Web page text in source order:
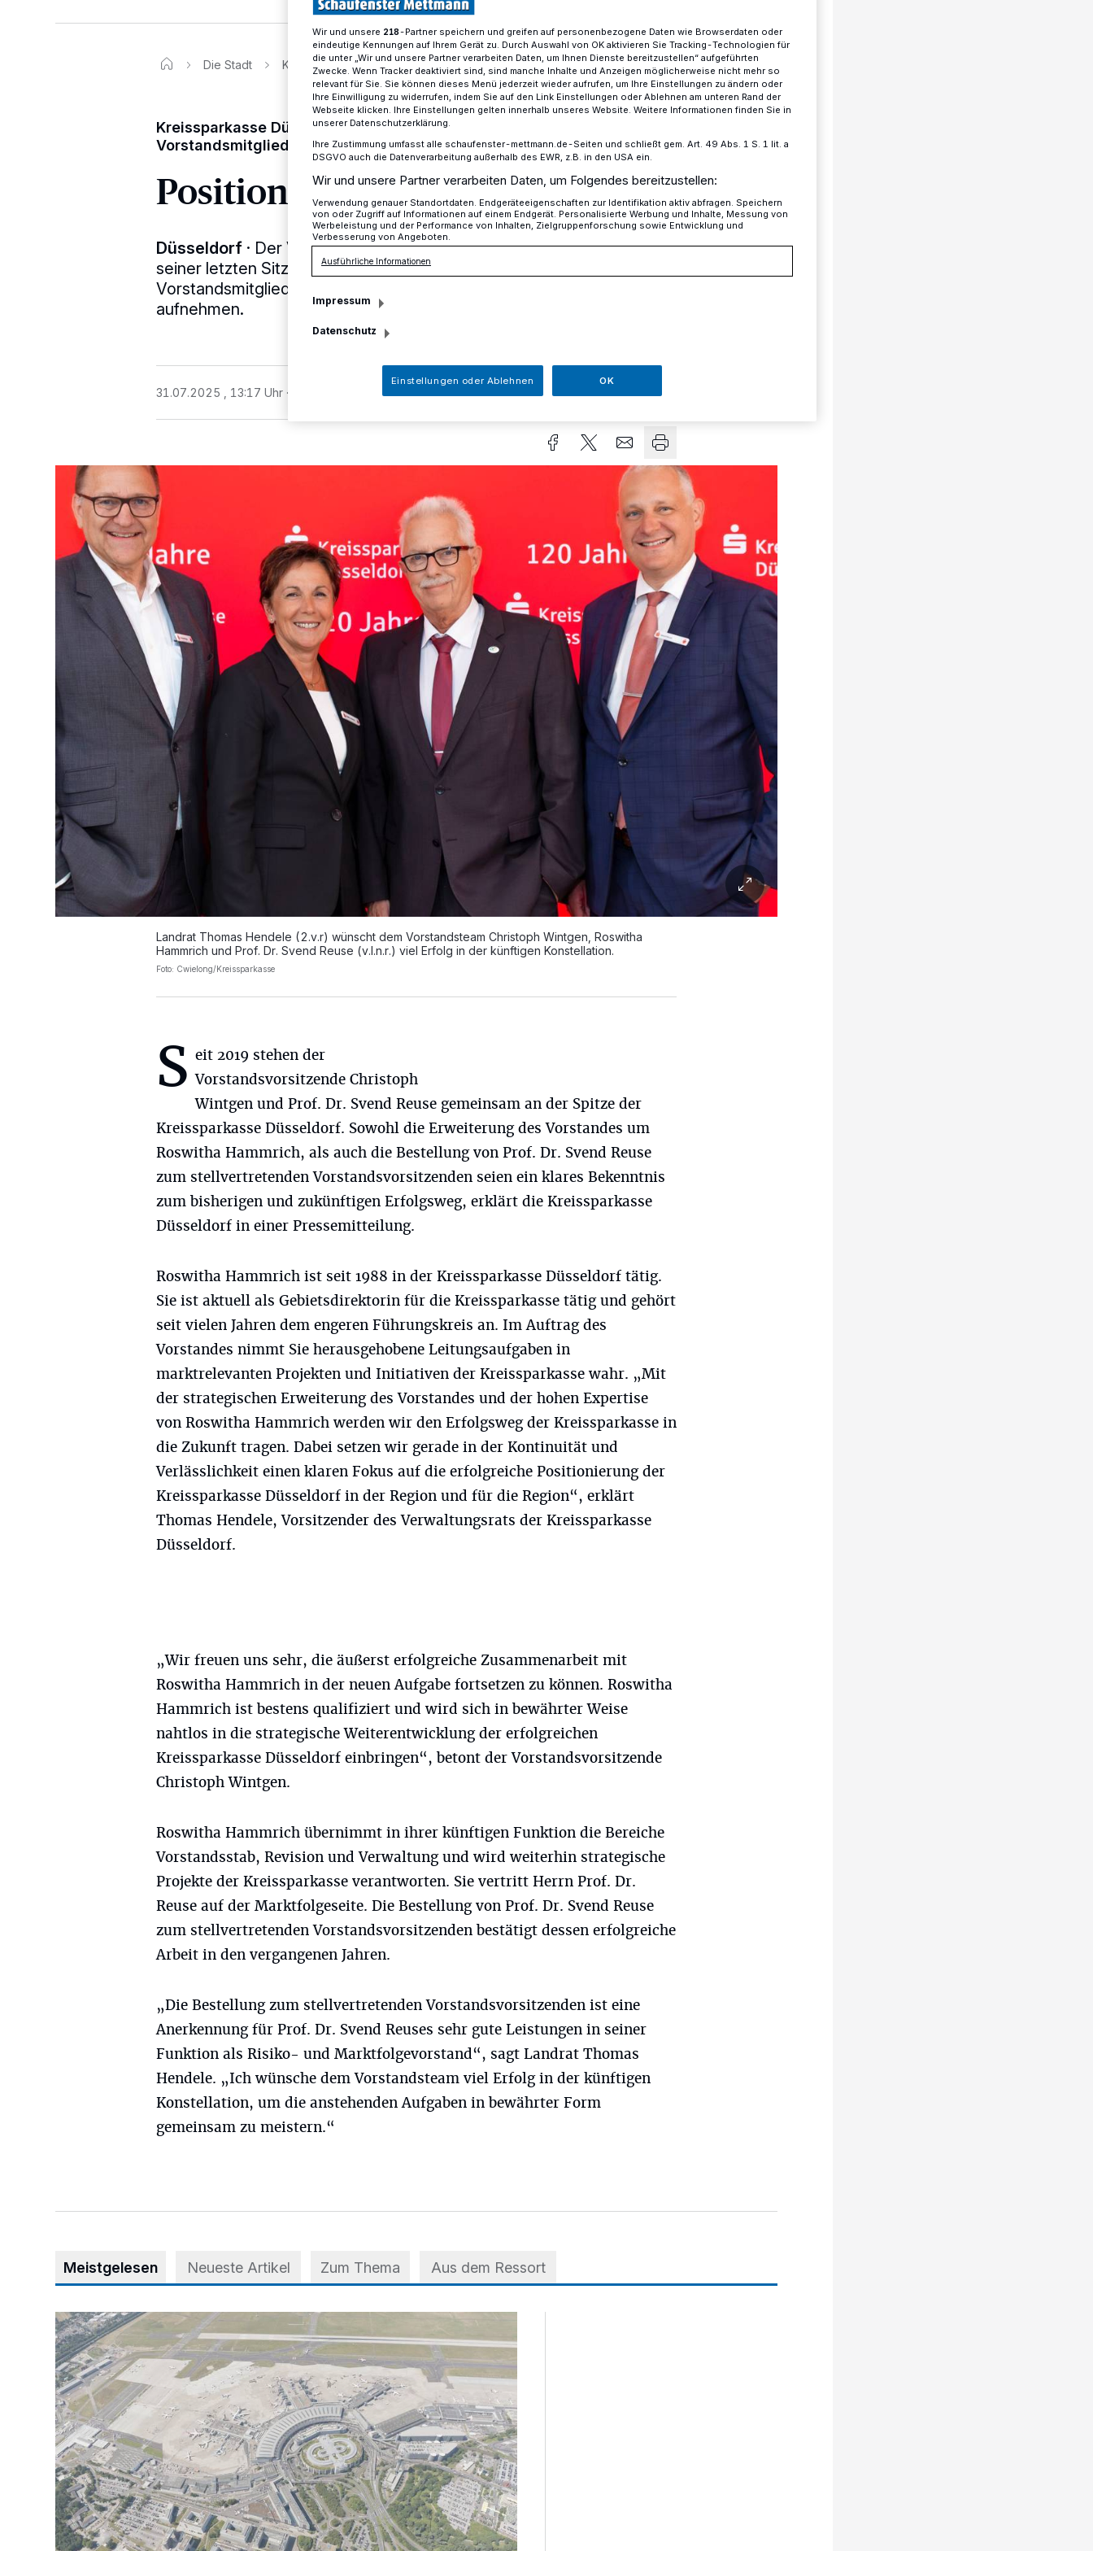
Die Stadt Kreissparkasse Düsseldorf: Roswitha Hammrich zum stellvertretenden Vorstandsmitglied bestellt
Kreissparkasse Düsseldorf: Roswitha Hammrich zum stellvertretenden
Vorstandsmitglied bestellt
Positionierung in der Region
Düsseldorf · Der Verwaltungsrat der Kreissparkasse Düsseldorf hat in
seiner letzten Sitzung Roswitha Hammrich zum stellvertretenden
Vorstandsmitglied bestellt. Sie wird Ihre Tätigkeit ab dem 01.01.2026
aufnehmen.
31.07.2025 , 13:17 Uhr 2 Minuten Lesezeit
Landrat Thomas Hendele (2.v.r) wünscht dem Vorstandsteam Christoph Wintgen, Roswitha
Hammrich und Prof. Dr. Svend Reuse (v.l.n.r.) viel Erfolg in der künftigen Konstellation.
Foto: Cwielong/Kreissparkasse
S eit 2019 stehen der
Vorstandsvorsitzende Christoph
Wintgen und Prof. Dr. Svend Reuse gemeinsam an der Spitze der
Kreissparkasse Düsseldorf. Sowohl die Erweiterung des Vorstandes um
Roswitha Hammrich, als auch die Bestellung von Prof. Dr. Svend Reuse
zum stellvertretenden Vorstandsvorsitzenden seien ein klares Bekenntnis
zum bisherigen und zukünftigen Erfolgsweg, erklärt die Kreissparkasse
Düsseldorf in einer Pressemitteilung.
Roswitha Hammrich ist seit 1988 in der Kreissparkasse Düsseldorf tätig.
Sie ist aktuell als Gebietsdirektorin für die Kreissparkasse tätig und gehört
seit vielen Jahren dem engeren Führungskreis an. Im Auftrag des
Vorstandes nimmt Sie herausgehobene Leitungsaufgaben in
marktrelevanten Projekten und Initiativen der Kreissparkasse wahr. „Mit
der strategischen Erweiterung des Vorstandes und der hohen Expertise
von Roswitha Hammrich werden wir den Erfolgsweg der Kreissparkasse in
die Zukunft tragen. Dabei setzen wir gerade in der Kontinuität und
Verlässlichkeit einen klaren Fokus auf die erfolgreiche Positionierung der
Kreissparkasse Düsseldorf in der Region und für die Region“, erklärt
Thomas Hendele, Vorsitzender des Verwaltungsrats der Kreissparkasse
Düsseldorf.
„Wir freuen uns sehr, die äußerst erfolgreiche Zusammenarbeit mit
Roswitha Hammrich in der neuen Aufgabe fortsetzen zu können. Roswitha
Hammrich ist bestens qualifiziert und wird sich in bewährter Weise
nahtlos in die strategische Weiterentwicklung der erfolgreichen
Kreissparkasse Düsseldorf einbringen“, betont der Vorstandsvorsitzende
Christoph Wintgen.
Roswitha Hammrich übernimmt in ihrer künftigen Funktion die Bereiche
Vorstandsstab, Revision und Verwaltung und wird weiterhin strategische
Projekte der Kreissparkasse verantworten. Sie vertritt Herrn Prof. Dr.
Reuse auf der Marktfolgeseite. Die Bestellung von Prof. Dr. Svend Reuse
zum stellvertretenden Vorstandsvorsitzenden bestätigt dessen erfolgreiche
Arbeit in den vergangenen Jahren.
„Die Bestellung zum stellvertretenden Vorstandsvorsitzenden ist eine
Anerkennung für Prof. Dr. Svend Reuses sehr gute Leistungen in seiner
Funktion als Risiko- und Marktfolgevorstand“, sagt Landrat Thomas
Hendele. „Ich wünsche dem Vorstandsteam viel Erfolg in der künftigen
Konstellation, um die anstehenden Aufgaben in bewährter Form
gemeinsam zu meistern.“
Meistgelesen Neueste Artikel Zum Thema Aus dem Ressort
Vorsicht bei dubiosen „Park & Fly“-Anbietern
Wir und unsere 218-Partner speichern und greifen auf personenbezogene Daten wie Browserdaten oder
eindeutige Kennungen auf Ihrem Gerät zu. Durch Auswahl von OK aktivieren Sie Tracking-Technologien für
die unter „Wir und unsere Partner verarbeiten Daten, um Ihnen Dienste bereitzustellen“ aufgeführten
Zwecke. Wenn Tracker deaktiviert sind, sind manche Inhalte und Anzeigen möglicherweise nicht mehr so
relevant für Sie. Sie können dieses Menü jederzeit wieder aufrufen, um Ihre Einstellungen zu ändern oder
Ihre Einwilligung zu widerrufen, indem Sie auf den Link Einstellungen oder Ablehnen am unteren Rand der
Webseite klicken. Ihre Einstellungen gelten innerhalb unseres Website. Weitere Informationen finden Sie in
unserer Datenschutzerklärung.
Ihre Zustimmung umfasst alle schaufenster-mettmann.de-Seiten und schließt gem. Art. 49 Abs. 1 S. 1 lit. a
DSGVO auch die Datenverarbeitung außerhalb des EWR, z.B. in den USA ein.
Wir und unsere Partner verarbeiten Daten, um Folgendes bereitzustellen:
Verwendung genauer Standortdaten. Endgeräteeigenschaften zur Identifikation aktiv abfragen. Speichern
von oder Zugriff auf Informationen auf einem Endgerät. Personalisierte Werbung und Inhalte, Messung von
Werbeleistung und der Performance von Inhalten, Zielgruppenforschung sowie Entwicklung und
Verbesserung von Angeboten.
Ausführliche Informationen
Impressum
Datenschutz
Einstellungen oder Ablehnen OK